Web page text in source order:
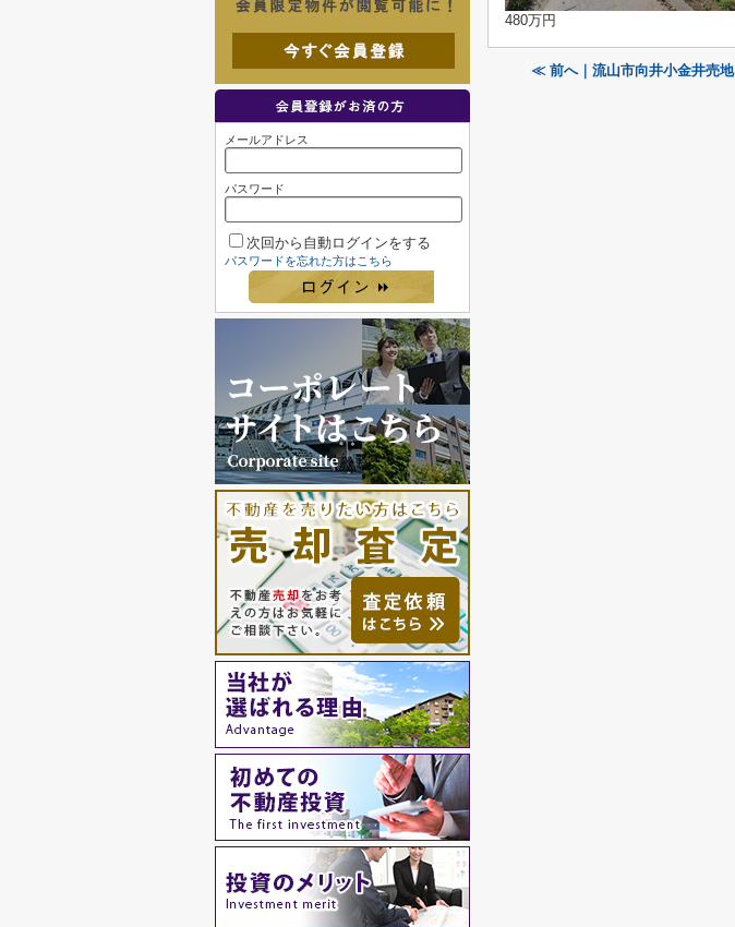
480万円
≪ 前へ｜流山市向井小金井売地
メールアドレス
パスワード
次回から自動ログインをする
パスワードを忘れた方はこちら